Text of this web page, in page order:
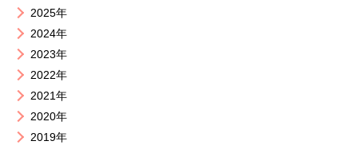
2025年
2024年
2023年
2022年
2021年
2020年
2019年